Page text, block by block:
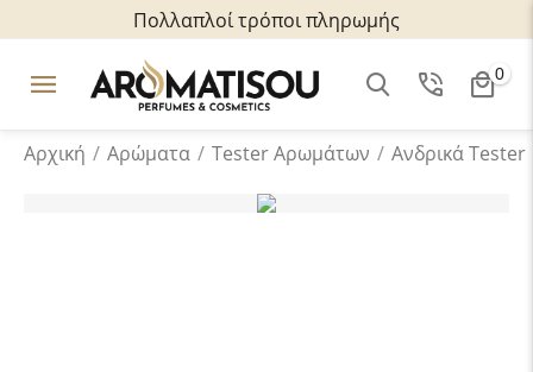
Πολλαπλοί τρόποι πληρωμής
0
Αρχική / Αρώματα / Tester Aρωμάτων / Ανδρικά Tester